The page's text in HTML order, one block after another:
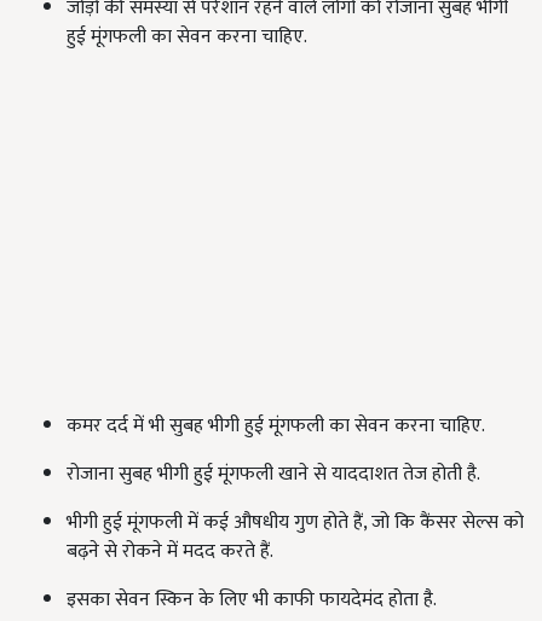
जोड़ों की समस्या से परेशान रहने वाले लोगों को रोजाना सुबह भीगी
हुई मूंगफली का सेवन करना चाहिए.
कमर दर्द में भी सुबह भीगी हुई मूंगफली का सेवन करना चाहिए.
रोजाना सुबह भीगी हुई मूंगफली खाने से याददाशत तेज होती है.
भीगी हुई मूंगफली में कई औषधीय गुण होते हैं, जो कि कैंसर सेल्स को
बढ़ने से रोकने में मदद करते हैं.
इसका सेवन स्किन के लिए भी काफी फायदेमंद होता है.